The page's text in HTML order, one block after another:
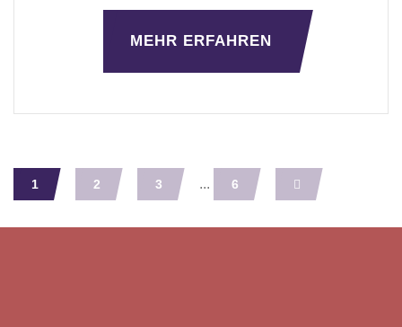
MEHR ERFAHREN
1 2 3 ... 6